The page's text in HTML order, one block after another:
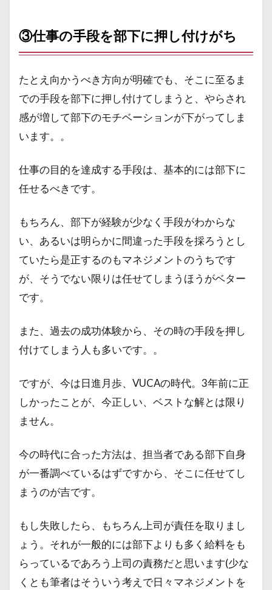
③仕事の手段を部下に押し付けがち
たとえ向かうべき方向が明確でも、そこに至るま
での手段を部下に押し付けてしまうと、やらされ
感が増して部下のモチベーションが下がってしま
います。。
仕事の目的を達成する手段は、基本的には部下に
任せるべきです。
もちろん、部下が経験が少なく手段がわからな
い、あるいは明らかに間違った手段を採ろうとし
ていたら是正するのもマネジメントのうちです
が、そうでない限りは任せてしまうほうがベター
です。
また、過去の成功体験から、その時の手段を押し
付けてしまう人も多いです。。
ですが、今は日進月歩、VUCAの時代。3年前に正
しかったことが、今正しい、ベストな解とは限り
ません。
今の時代に合った方法は、担当者である部下自身
が一番調べているはずですから、そこに任せてし
まうのが吉です。
もし失敗したら、もちろん上司が責任を取りまし
ょう。それが一般的には部下よりも多く給料をも
らっているであろう上司の責務だと思います(少な
くとも筆者はそういう考えで日々マネジメントを